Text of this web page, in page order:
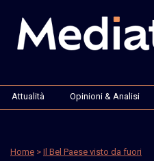
Attualità Opinioni & Analisi
Home > Il Bel Paese visto da fuori